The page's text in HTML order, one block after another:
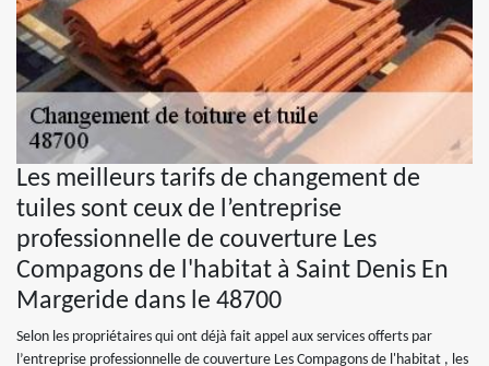
Les meilleurs tarifs de changement de
tuiles sont ceux de l’entreprise
professionnelle de couverture Les
Compagons de l'habitat à Saint Denis En
Margeride dans le 48700
Selon les propriétaires qui ont déjà fait appel aux services offerts par
l’entreprise professionnelle de couverture Les Compagons de l'habitat , les